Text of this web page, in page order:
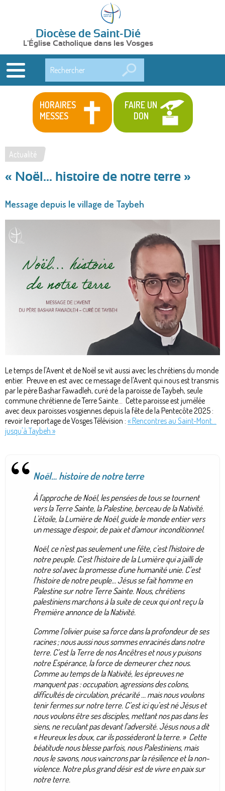
Diocèse de Saint-Dié
L'Église Catholique dans les Vosges
HORAIRES
MESSES
FAIRE UN
DON
Vous
êtes
ici
Actualité
« Noël... histoire de notre terre »
Message depuis le village de Taybeh
Le temps de l'Avent et de Noël se vit aussi avec les chrétiens du monde
entier. Preuve en est avec ce message de l'Avent qui nous est transmis
par le père Bashar Fawadleh, curé de la paroisse de Taybeh, seule
commune chrétienne de Terre Sainte... Cette paroisse est jumélée
avec deux paroisses vosgiennes depuis la fête de la Pentecôte 2025 :
revoir le reportage de Vosges Télévision : « Rencontres au Saint-Mont...
jusqu'à Taybeh »
Noël… histoire de notre terre
À l'approche de Noël, les pensées de tous se tournent
vers la Terre Sainte, la Palestine, berceau de la Nativité.
L'étoile, la Lumière de Noël, guide le monde entier vers
un message d'espoir, de paix et d'amour inconditionnel.
Noël, ce n'est pas seulement une fête, c'est l'histoire de
notre peuple. C'est l'histoire de la Lumière qui a jailli de
notre sol avec la promesse d'une humanité unie. C’est
l’histoire de notre peuple… Jésus se fait homme en
Palestine sur notre Terre Sainte. Nous, chrétiens
palestiniens marchons à la suite de ceux qui ont reçu la
Première annonce de la Nativité.
Comme l’olivier puise sa force dans la profondeur de ses
racines ; nous aussi nous sommes enracinés dans notre
terre. C’est la Terre de nos Ancêtres et nous y puisons
notre Espérance, la force de demeurer chez nous.
Comme au temps de la Nativité, les épreuves ne
manquent pas : occupation, agressions des colons,
difficultés de circulation, précarité … mais nous voulons
tenir fermes sur notre terre. C’est ici qu’est né Jésus et
nous voulons être ses disciples, mettant nos pas dans les
siens, ne reculant pas devant l’adversité. Jésus nous a dit
« Heureux les doux, car ils posséderont la terre. » Cette
béatitude nous blesse parfois, nous Palestiniens, mais
nous le savons, nous vaincrons par la résilience et la non-
violence. Notre plus grand désir est de vivre en paix sur
notre terre.